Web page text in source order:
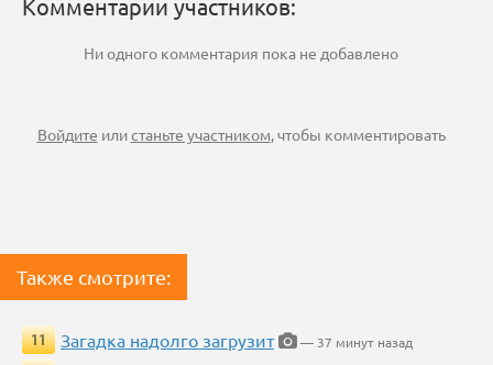
Комментарии участников:
Ни одного комментария пока не добавлено
Войдите илистаньте участником, чтобы комментировать
Также смотрите:
11 Загадка надолго загрузит
— 37 минут назад